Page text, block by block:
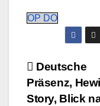
OP DO
Deutsche
Präsenz,
Story, Blick